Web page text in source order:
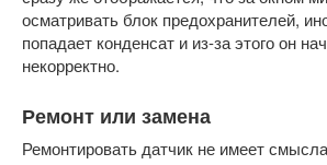
осматривать блок предохранителей,
попадает конденсат и из-за этого он
некорректно.
Ремонт или замена
Ремонтировать датчик не имеет